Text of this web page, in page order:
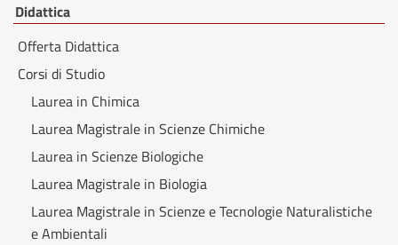
Didattica
Offerta Didattica
Corsi di Studio
Laurea in Chimica
Laurea Magistrale in Scienze Chimiche
Laurea in Scienze Biologiche
Laurea Magistrale in Biologia
Laurea Magistrale in Scienze e Tecnologie Naturalistiche
e Ambientali